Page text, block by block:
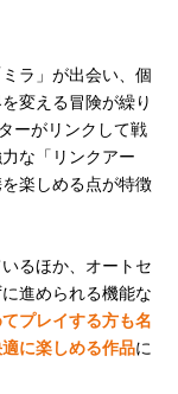
ラ」が出会い、個
変える冒険が繰り
ーがリンクして戦
な「リンクアー
楽しめる点が特徴
るほか、オートセ
進められる機能な
プレイする方も名
に楽しめる作品に